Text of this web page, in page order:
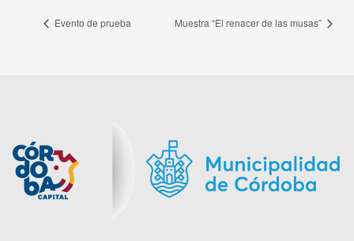
Evento de prueba Muestra “El renacer de las musas”